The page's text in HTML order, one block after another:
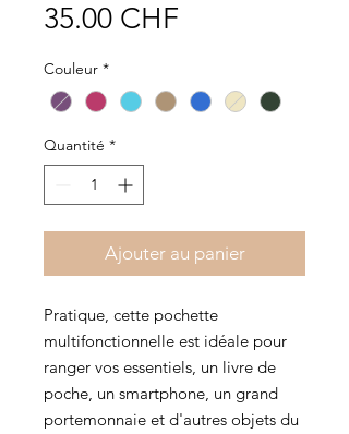
35.00 CHF
Couleur *
Quantité *
Ajouter au panier
Pratique, cette pochette
multifonctionnelle est idéale pour
ranger vos essentiels, un livre de
poche, un smartphone, un grand
portemonnaie et d'autres objets du